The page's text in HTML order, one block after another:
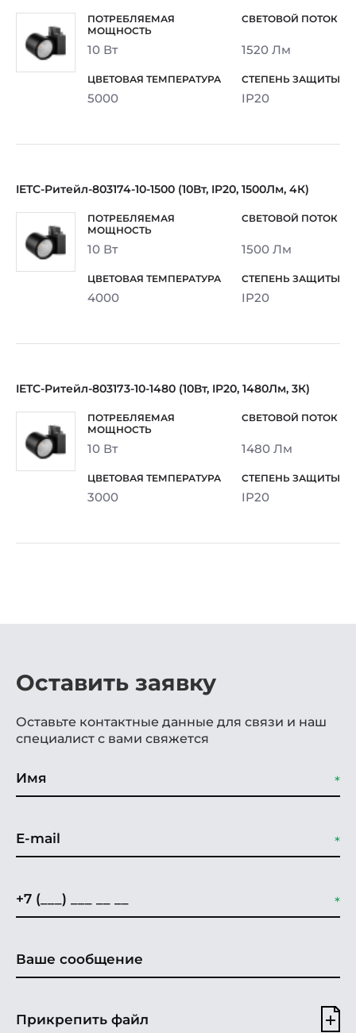
10 Вт 1520 Лм
5000 IP20
IETC-Ритейл-803174-10-1500 (10Вт, IP20, 1500Лм, 4К)
10 Вт 1500 Лм
4000 IP20
IETC-Ритейл-803173-10-1480 (10Вт, IP20, 1480Лм, 3К)
10 Вт 1480 Лм
3000 IP20
Оставить заявку
Оставьте контактные данные для связи и наш
специалист с вами свяжется
Прикрепить файл